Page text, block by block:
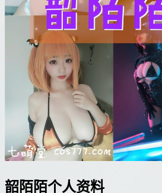
韶陌陌个人资料